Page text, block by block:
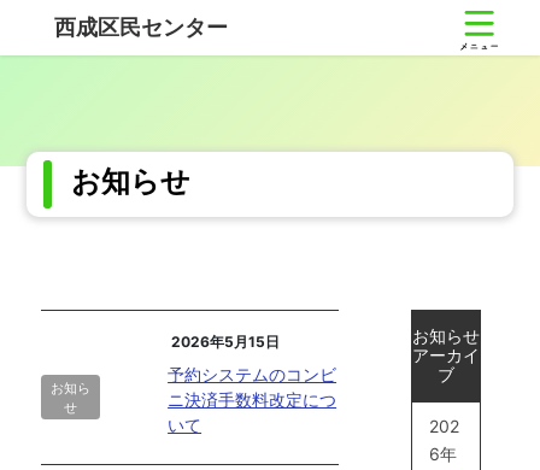
テ
ス
ゲ
ン
西成区民センター
お知らせ
お知ら
せ
2026年5月15日
予約システムのコンビ
ニ決済手数料改定につ
いて
お知らせ
アーカイ
ブ
202
6年